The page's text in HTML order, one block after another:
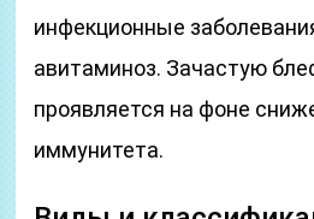
инфекционные
авитаминоз. Зачастую
проявляется на фоне
иммунитета.